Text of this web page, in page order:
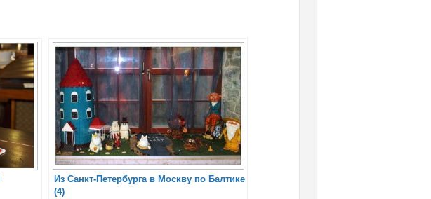
Из Санкт-Петербурга в Москву по Балтике
(4)